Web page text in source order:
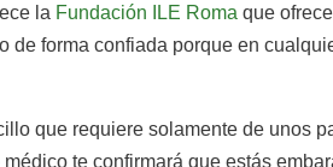
la Fundación ILE Roma que
de forma confiada porque en
que requiere solamente de unos
te confirmará que estás